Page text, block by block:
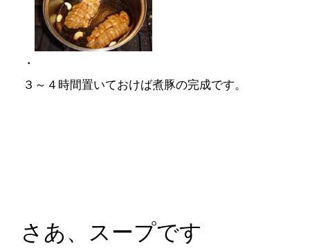
・
３～４時間置いておけば煮豚の完成です。
さあ、スープです